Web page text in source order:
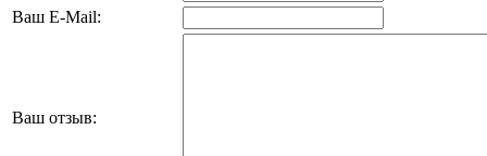
Ваш E-Mail:
Ваш отзыв: